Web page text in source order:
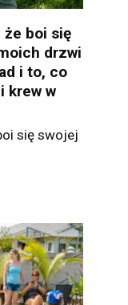
że boi się
drzwi
i to, co
krew w
się swojej